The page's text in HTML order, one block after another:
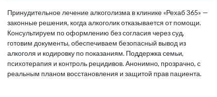
Принудительное лечение алкоголизма в клинике «Рехаб 365» —
законные решения, когда алкоголик отказывается от помощи.
Консультируем по оформлению без согласия через суд,
готовим документы, обеспечиваем безопасный вывод из
алкоголя и кодировку по показаниям. Поддержка семьи,
психотерапия и контроль рецидивов. Анонимно, прозрачно, с
реальным планом восстановления и защитой прав пациента.